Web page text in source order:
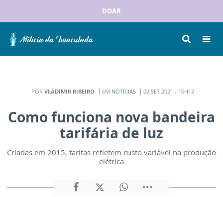
DOAR
POR VLADIMIR RIBEIRO EM NOTÍCIAS 02 SET 2021 - 10H12
Como funciona nova bandeira
tarifária de luz
Criadas em 2015, tarifas refletem custo variável na produção
elétrica